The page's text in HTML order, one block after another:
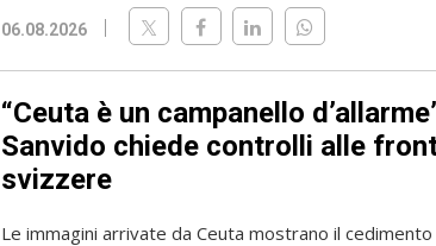
06.08.2026
“Ceuta è un campanello
Sanvido chiede controlli alle
svizzere
Le immagini arrivate da Ceuta mostrano il cedimento